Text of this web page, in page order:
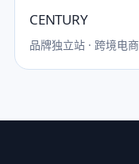
CENTURY
品牌独立站 · 跨境电商